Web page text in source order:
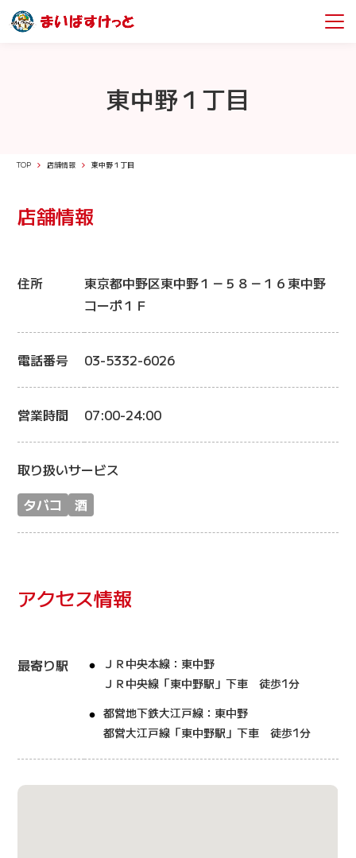
東中野１丁目
TOP 店舗情報 東中野１丁目
店舗情報
住所
東京都中野区東中野１－５８－１６東中野
コーポ１Ｆ
電話番号 03-5332-6026
営業時間 07:00-24:00
取り扱いサービス
タバコ
酒
アクセス情報
最寄り駅
ＪＲ中央本線：東中野
ＪＲ中央線「東中野駅」下車 徒歩1分
都営地下鉄大江戸線：東中野
都営大江戸線「東中野駅」下車 徒歩1分